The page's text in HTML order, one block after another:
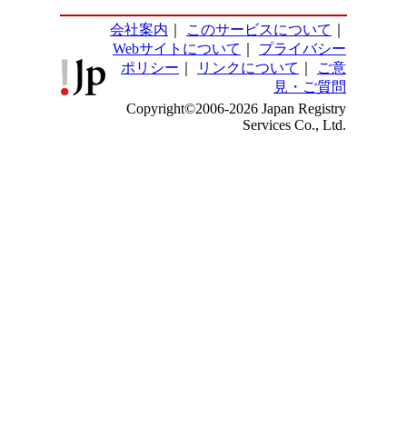
会社案内 このサービスについて
Webサイトについて
プライバシー
ポリシー
リンクについて
ご意
見・ご質問
Copyright©2006-2026 Japan Registry
Services Co., Ltd.